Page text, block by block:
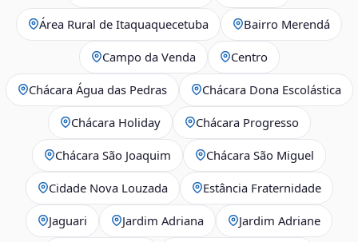
Área Rural de Itaquaquecetuba Bairro Merendá
Campo da Venda Centro
Chácara Água das Pedras Chácara Dona Escolástica
Chácara Holiday Chácara Progresso
Chácara São Joaquim Chácara São Miguel
Cidade Nova Louzada Estância Fraternidade
Jaguari Jardim Adriana Jardim Adriane